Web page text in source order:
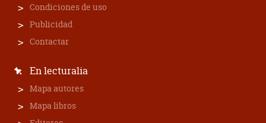
Condiciones de uso
Publicidad
Contactar
En lecturalia
Mapa autores
Mapa libros